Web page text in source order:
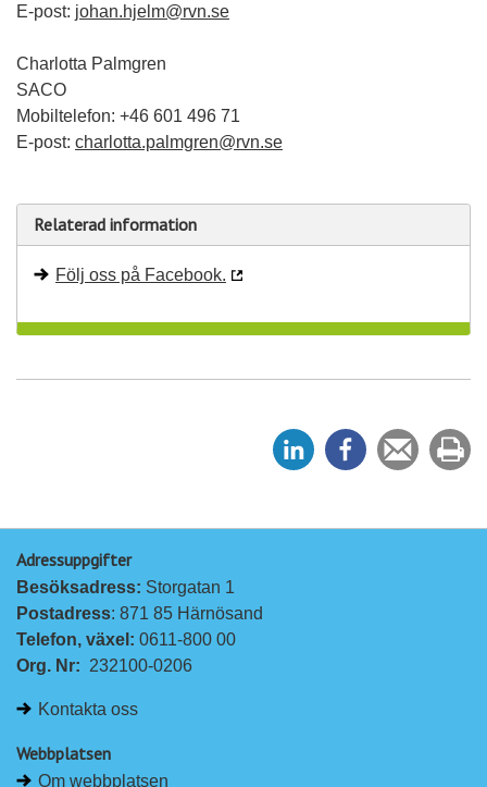
E-post: johan.hjelm@rvn.se
Charlotta Palmgren
SACO
Mobiltelefon: +46 601 496 71
E-post: charlotta.palmgren@rvn.se
Relaterad information
Följ oss på Facebook.
e
e
Tipsa
en
ut
Adressuppgifter
Besöksadress: Storgatan 1
Postadress: 871 85 Härnösand
Telefon, växel: 0611-800 00
Org. Nr: 232100-0206
Kontakta oss
Webbplatsen
Om webbplatsen